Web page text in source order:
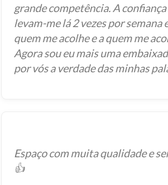
grande competência. A
levam-me lá 2 vezes por semana
quem me acolhe e a quem me
Agora sou eu mais uma
por vós a verdade das minhas
Espaço com muita qualidade e
👍